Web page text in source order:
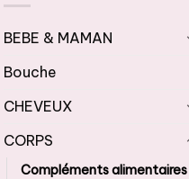
BEBE & MAMAN
Bouche
CHEVEUX
CORPS
Compléments alimentaires